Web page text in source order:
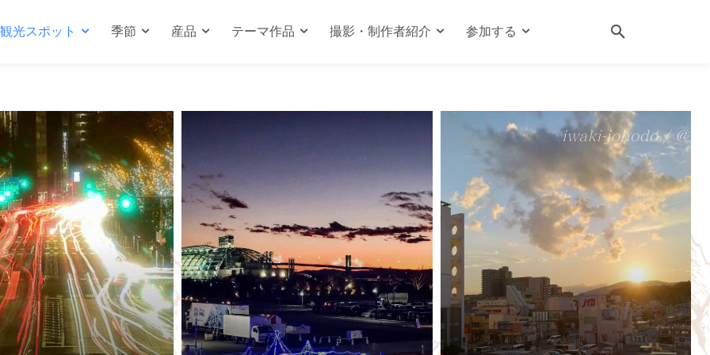
観光スポット 季節 産品 テーマ作品 撮影・制作者紹介 参加する